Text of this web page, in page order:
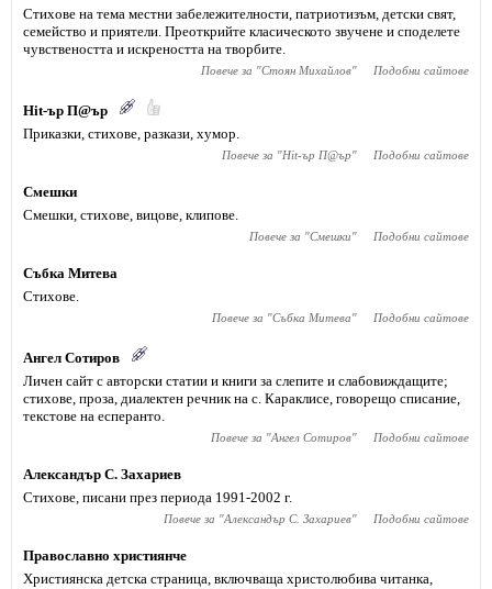
Стихове на тема местни забележителности, патриотизъм, детски свят,
семейство и приятели. Преоткрийте класическото звучене и споделете
чувствеността и искреността на творбите.
Повече за "Стоян Михайлов" Подобни сайтове
Hit-ър П@ър
Приказки, стихове, разкази, хумор.
Повече за "Hit-ър П@ър" Подобни сайтове
Смешки
Смешки, стихове, вицове, клипове.
Повече за "Смешки" Подобни сайтове
Събка Митева
Стихове.
Повече за "Събка Митева" Подобни сайтове
Ангел Сотиров
Личен сайт с авторски статии и книги за слепите и слабовиждащите;
стихове, проза, диалектен речник на с. Караклисе, говорещо списание,
текстове на есперанто.
Повече за "Ангел Сотиров" Подобни сайтове
Александър С. Захариев
Стихове, писани през периода 1991-2002 г.
Повече за "Александър С. Захариев" Подобни сайтове
Православно християнче
Християнска детска страница, включваща христолюбива читанка,